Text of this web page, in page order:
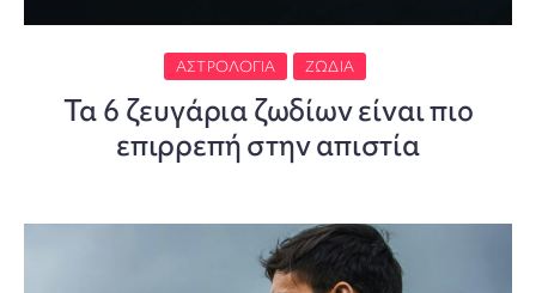
ΑΣΤΡΟΛΟΓΊΑ ΖΏΔΙΑ
Τα 6 ζευγάρια ζωδίων είναι πιο
επιρρεπή στην απιστία